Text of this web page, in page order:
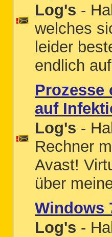
Log's -
welches
leider
endlich
Prozesse
auf
Log's -
Rechner
Avast!
über
Windows
Log's -